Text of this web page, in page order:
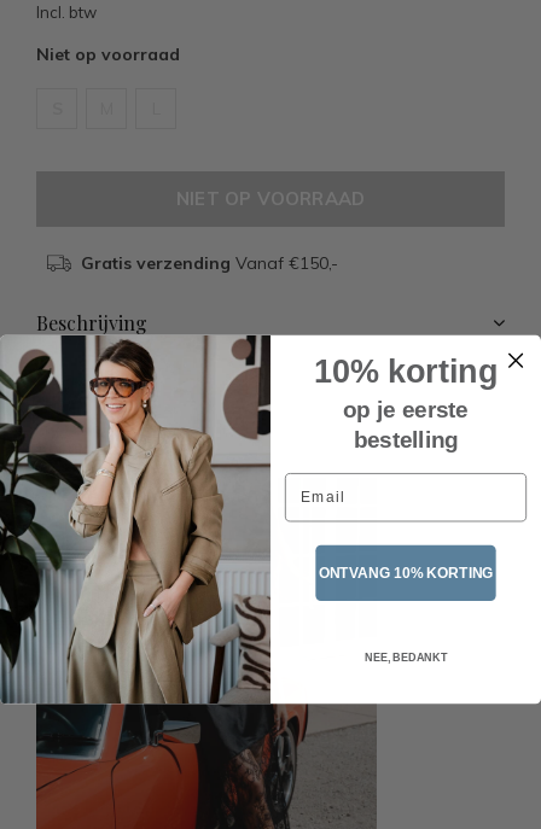
Incl. btw
Niet op voorraad
NIET OP VOORRAAD
Gratis verzending Vanaf €150,-
Beschrijving
Recente artikelen
10% korting
op je eerste
bestelling
Email
ONTVANG 10% KORTING
NEE, BEDANKT